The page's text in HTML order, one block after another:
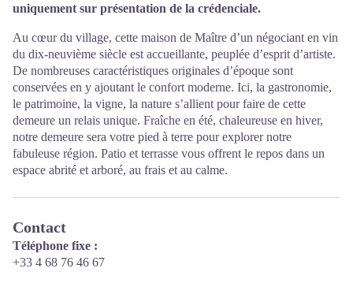
uniquement sur présentation de la crédenciale.
Au cœur du village, cette maison de Maître d’un négociant en vin
du dix-neuvième siècle est accueillante, peuplée d’esprit d’artiste.
De nombreuses caractéristiques originales d’époque sont
conservées en y ajoutant le confort moderne. Ici, la gastronomie,
le patrimoine, la vigne, la nature s’allient pour faire de cette
demeure un relais unique. Fraîche en été, chaleureuse en hiver,
notre demeure sera votre pied à terre pour explorer notre
fabuleuse région. Patio et terrasse vous offrent le repos dans un
espace abrité et arboré, au frais et au calme.
Contact
Téléphone fixe :
+33 4 68 76 46 67